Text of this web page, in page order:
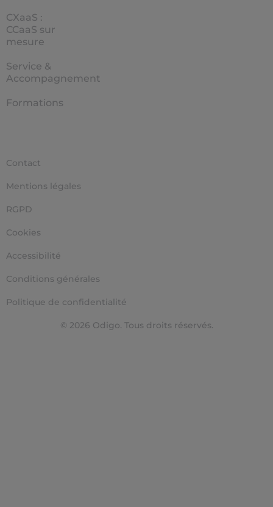
CXaaS :
CCaaS sur
mesure
Service &
Accompagnement
Formations
© 2026 Odigo. Tous droits réservés.
Contact
Mentions légales
RGPD
Cookies
Accessibilité
Conditions générales
Politique de confidentialité